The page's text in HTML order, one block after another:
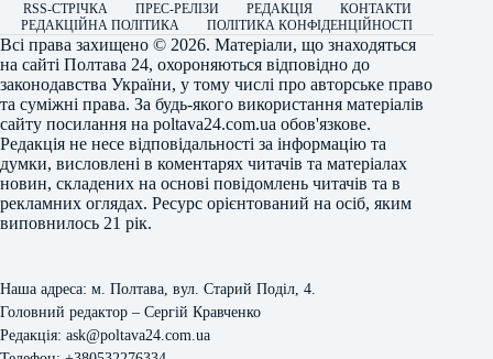
RSS-СТРІЧКА ПРЕС-РЕЛІЗИ РЕДАКЦІЯ
КОНТАКТИ
РЕДАКЦІЙНА ПОЛІТИКА
ПОЛІТИКА КОНФІДЕНЦІЙНОСТІ
Всі права захищено © 2026. Матеріали, що знаходяться
на сайті Полтава 24, охороняються відповідно до
законодавства України, у тому числі про авторське право
та суміжні права. За будь-якого використання матеріалів
сайту посилання на poltava24.com.ua обов'язкове.
Редакція не несе відповідальності за інформацію та
думки, висловлені в коментарях читачів та матеріалах
новин, складених на основі повідомлень читачів та в
рекламних оглядах. Ресурс орієнтований на осіб, яким
виповнилось 21 рік.
Наша адреса: м. Полтава, вул. Старий Поділ, 4.
Головний редактор – Сергій Кравченко
Редакція: ask@poltava24.com.ua